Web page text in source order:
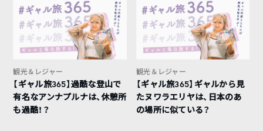
観光＆レジャー
【ギャル旅365】過酷な登山で
有名なアンナプルナは、休憩所
も過酷！？
観光＆レジャー
【ギャル旅365】ギャルから見
たヌワラエリヤは、日本のあ
の場所に似ている？